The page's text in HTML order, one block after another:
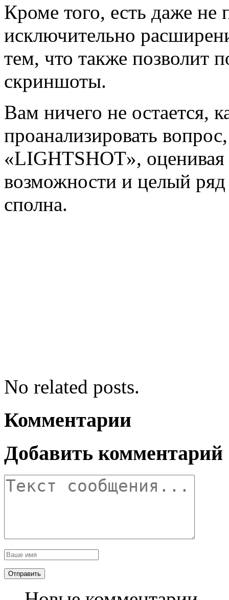
Кроме того, есть даже не
исключительно
тем, что также позволит
скриншоты.
Вам ничего не остается,
проанализировать
«LIGHTSHOT»,
возможности и целый
сполна.
No related posts.
Комментарии
Добавить комментарий